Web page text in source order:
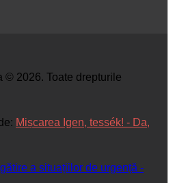
© 2026. Toate drepturile
Mișcarea Igen, tessék! - Da,
a situațiilor de urgență -